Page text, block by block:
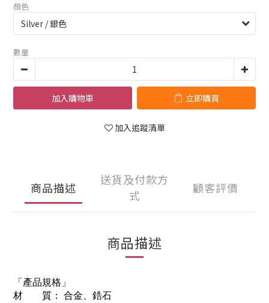
顏色
數量
加入購物車 立即購買
加入追蹤清單
商品描述
送貨及付款方
式
顧客評價
商品描述
「產品規格」
材 質： 合金、鋯石